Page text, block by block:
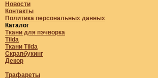
Новости
Контакты
Политика персональных данных
Каталог
Ткани для пэчворка
Tilda
Ткани Tilda
Скрапбукинг
Декор
Трафареты